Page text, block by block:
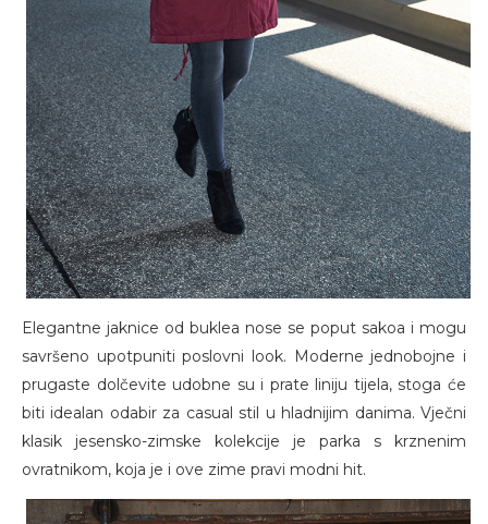
Elegantne jaknice od buklea nose se poput sakoa i mogu
savršeno upotpuniti poslovni look. Moderne jednobojne i
prugaste dolčevite udobne su i prate liniju tijela, stoga će
biti idealan odabir za casual stil u hladnijim danima. Vječni
klasik jesensko-zimske kolekcije je parka s krznenim
ovratnikom, koja je i ove zime pravi modni hit.